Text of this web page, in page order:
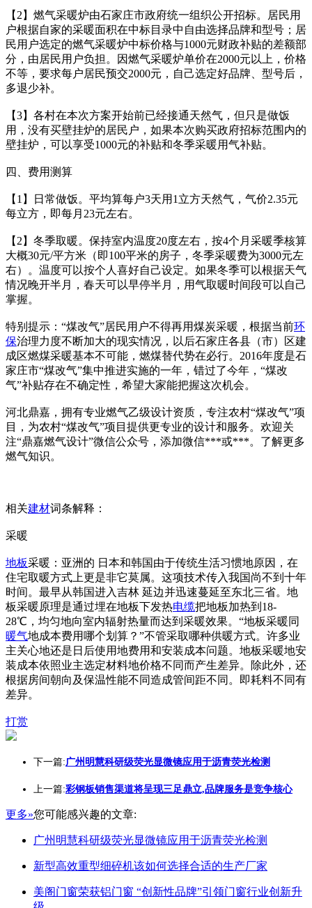
【2】燃气采暖炉由石家庄市政府统一组织公开招标。居民用
户根据自家的采暖面积在中标目录中自由选择品牌和型号；居
民用户选定的燃气采暖炉中标价格与1000元财政补贴的差额部
分，由居民用户负担。因燃气采暖炉单价在2000元以上，价格
不等，要求每户居民预交2000元，自己选定好品牌、型号后，
多退少补。
【3】各村在本次方案开始前已经接通天然气，但只是做饭
用，没有买壁挂炉的居民户，如果本次购买政府招标范围内的
壁挂炉，可以享受1000元的补贴和冬季采暖用气补贴。
四、费用测算
【1】日常做饭。平均算每户3天用1立方天然气，气价2.35元
每立方，即每月23元左右。
【2】冬季取暖。保持室内温度20度左右，按4个月采暖季核算
大概30元/平方米（即100平米的房子，冬季采暖费为3000元左
右）。温度可以按个人喜好自己设定。如果冬季可以根据天气
情况晚开半月，春天可以早停半月，用气取暖时间段可以自己
掌握。
特别提示：“煤改气”居民用户不得再用煤炭采暖，根据当前环
保治理力度不断加大的现实情况，以后石家庄各县（市）区建
成区燃煤采暖基本不可能，燃煤替代势在必行。2016年度是石
家庄市“煤改气”集中推进实施的一年，错过了今年，“煤改
气”补贴存在不确定性，希望大家能把握这次机会。
河北鼎嘉，拥有专业燃气乙级设计资质，专注农村“煤改气”项
目，为农村“煤改气”项目提供更专业的设计和服务。欢迎关
注“鼎嘉燃气设计”微信公众号，添加微信***或***。了解更多
燃气知识。
相关建材词条解释：
采暖
地板采暖：亚洲的 日本和韩国由于传统生活习惯地原因，在
住宅取暖方式上更是非它莫属。这项技术传入我国尚不到十年
时间。最早从韩国进入吉林 延边并迅速蔓延至东北三省。地
板采暖原理是通过埋在地板下发热电缆把地板加热到18-
28℃，均匀地向室内辐射热量而达到采暖效果。“地板采暖同
暖气地成本费用哪个划算？”不管采取哪种供暖方式。许多业
主关心地还是日后使用地费用和安装成本问题。地板采暖地安
装成本依照业主选定材料地价格不同而产生差异。除此外，还
根据房间朝向及保温性能不同造成管间距不同。即耗料不同有
差异。
打赏
下一篇:广州明慧科研级荧光显微镜应用于沥青荧光检测
上一篇:彩钢板销售渠道将呈现三足鼎立,品牌服务是竞争核心
更多»您可能感兴趣的文章:
广州明慧科研级荧光显微镜应用于沥青荧光检测
新型高效重型细碎机该如何选择合适的生产厂家
美阁门窗荣获铝门窗 “创新性品牌”引领门窗行业创新升